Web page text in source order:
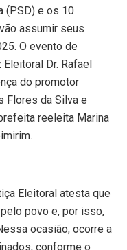
(PSD) e os 10
assumir seus
O evento de
Dr. Rafael
do promotor
Flores da Silva e
reeleita Marina
Eleitoral atesta que
povo e, por isso,
ocasião, ocorre a
conforme o